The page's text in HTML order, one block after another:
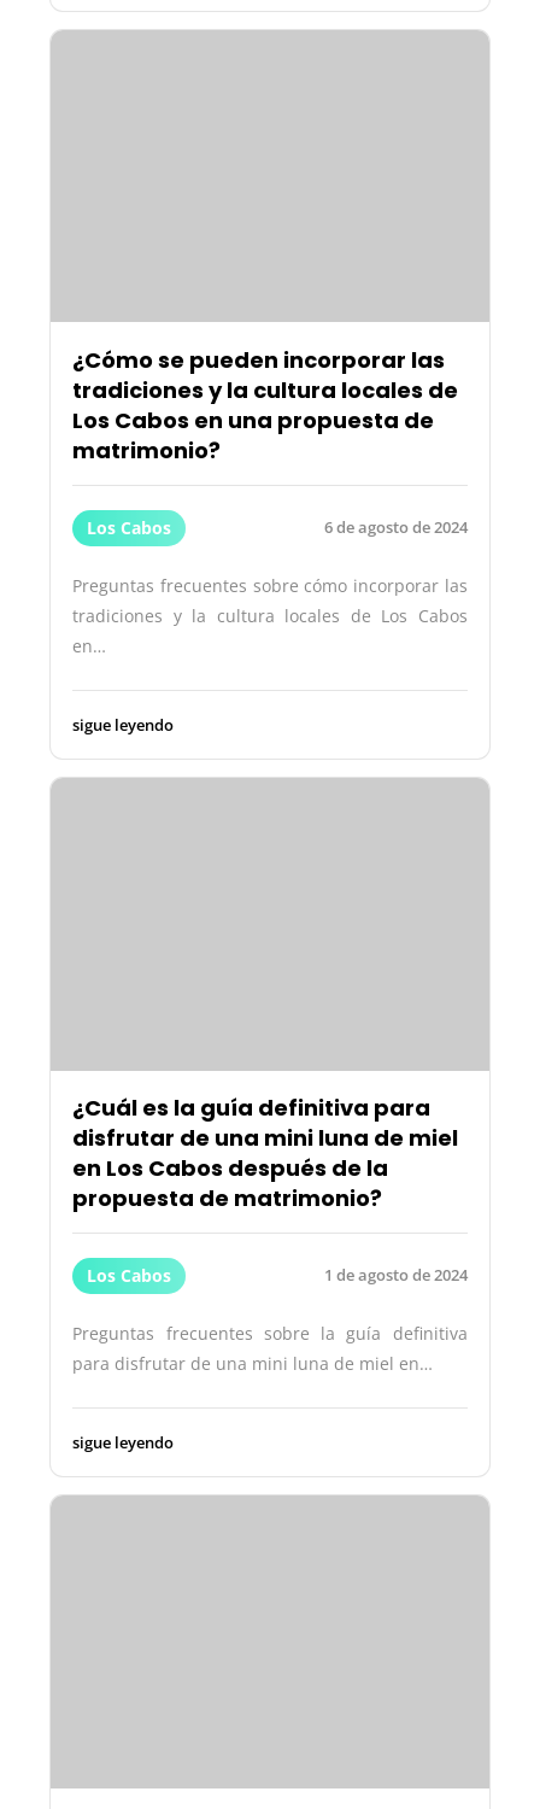
¿Cómo se pueden incorporar las
tradiciones y la cultura locales de
Los Cabos en una propuesta de
matrimonio?
Los Cabos 6 de agosto de 2024
Preguntas frecuentes sobre cómo incorporar las
tradiciones y la cultura locales de Los Cabos
en…
sigue leyendo
¿Cuál es la guía definitiva para
disfrutar de una mini luna de miel
en Los Cabos después de la
propuesta de matrimonio?
Los Cabos 1 de agosto de 2024
Preguntas frecuentes sobre la guía definitiva
para disfrutar de una mini luna de miel en…
sigue leyendo